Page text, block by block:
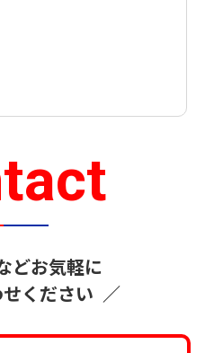
どお気軽に
ください ／